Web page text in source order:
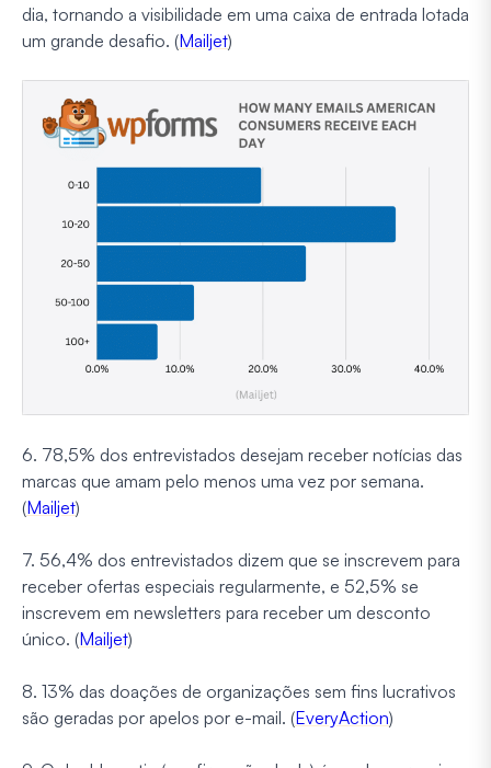
dia, tornando a visibilidade em uma caixa de entrada lotada
um grande desafio. (Mailjet)
6. 78,5% dos entrevistados desejam receber notícias das
marcas que amam pelo menos uma vez por semana.
(Mailjet)
7. 56,4% dos entrevistados dizem que se inscrevem para
receber ofertas especiais regularmente, e 52,5% se
inscrevem em newsletters para receber um desconto
único. (Mailjet)
8. 13% das doações de organizações sem fins lucrativos
são geradas por apelos por e-mail. (EveryAction)